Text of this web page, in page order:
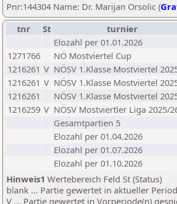
Pnr:144304 Name: Dr. Marijan Orsolic (
tnr
St turnier
Elozahl per 01.01.2026
1271766
NÖ Mostviertel Cup
1216261 V NÖSV 1.Klasse Mostviertel
1216261 V NÖSV 1.Klasse Mostviertel
1216261
NÖSV 1.Klasse Mostviertel
1216259 V NÖSV Mostviertler Liga 2025/
Gesamtpartien 5
Elozahl per 01.04.2026
Elozahl per 01.07.2026
Elozahl per 01.10.2026
Hinweis1 Wertebereich Feld St (Status)
blank ... Partie gewertet in aktueller
V ... Partie gewertet in Vorperiode(n)